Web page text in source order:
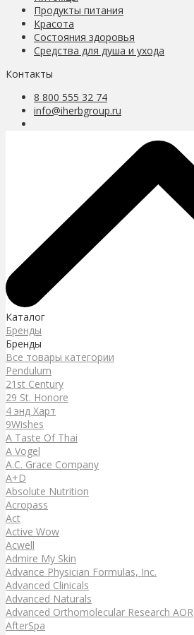
Продукты питания
Красота
Состояния здоровья
Средства для душа и ухода
Контакты
8 800 555 32 74
info@iherbgroup.ru
Каталог
Бренды
Бренды
Все товары категории
Pendulum
21st Century
29 St. Honore
4 энд Харт
9Wishes
A Taste Of Thai
A Vogel
A.C. Grace Company
A+D
Absolute Nutrition
Acropass
Act
Active Wow
Acwell
Admire My Skin
Advance Physician Formulas, Inc.
Advanced Clinicals
Advanced Naturals
Advanced Orthomolecular Research AOR
AfterSpa